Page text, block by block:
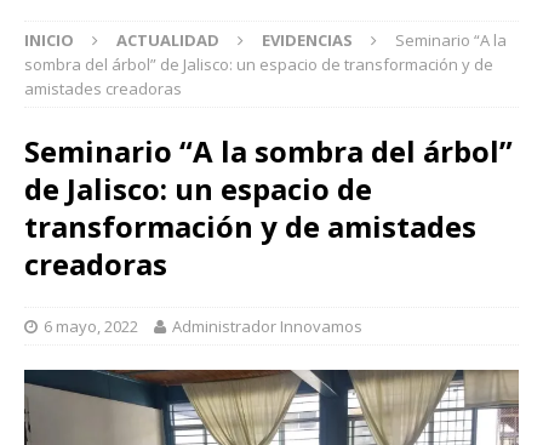
INICIO ACTUALIDAD EVIDENCIAS
Seminario “A la
sombra del árbol” de Jalisco: un espacio de transformación y de
amistades creadoras
Seminario “A la sombra del árbol”
de Jalisco: un espacio de
transformación y de amistades
creadoras
6 mayo, 2022 Administrador Innovamos